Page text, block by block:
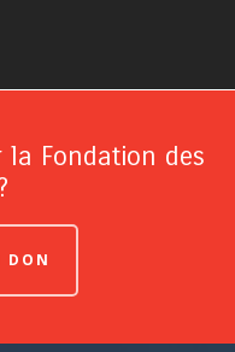
la Fondation des
DON